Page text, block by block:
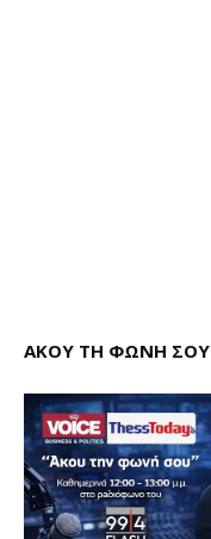
ΑΚΟΥ ΤΗ ΦΩΝΗ ΣΟΥ